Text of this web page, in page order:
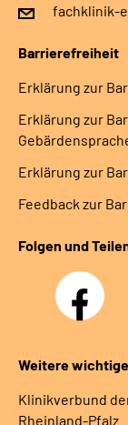
fachklinik-
Barrierefreiheit
Erklärung zur
Erklärung zur
Erklärung zur
Feedback zur
Folgen und
Facebook
Weitere
Klinikverbund
Rheinland-Pfalz